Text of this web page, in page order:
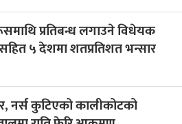
प्रतिबन्ध लगाउने विधेयक
५ देशमा शतप्रतिशत भन्सार
नर्स कुटिएको कालीकोटको